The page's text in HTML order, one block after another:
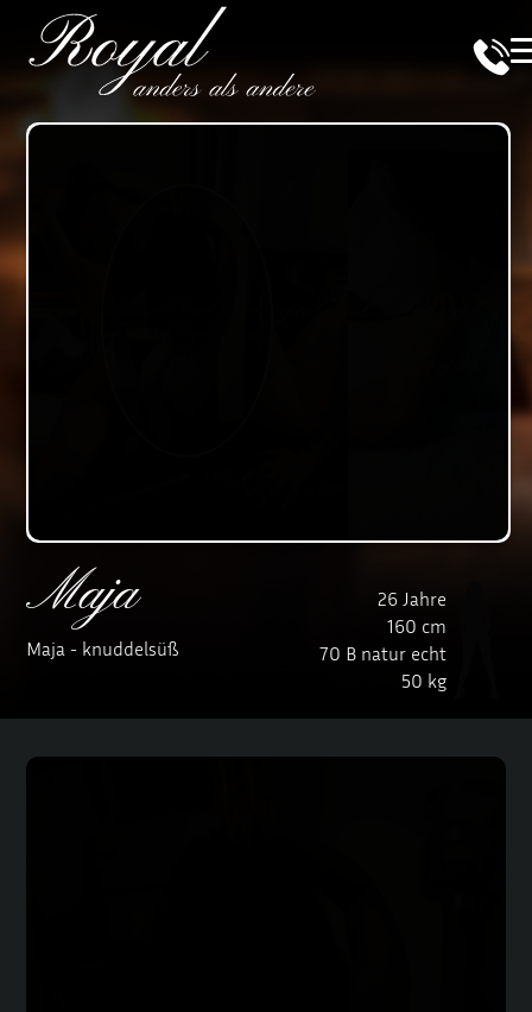
Maja
Maja - knuddelsüß
26 Jahre
160 cm
70 B natur echt
50 kg